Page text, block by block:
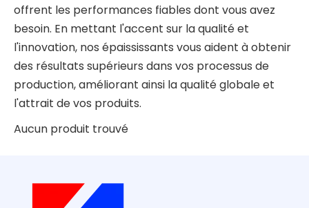
offrent les performances fiables dont vous avez
besoin. En mettant l'accent sur la qualité et
l'innovation, nos épaississants vous aident à obtenir
des résultats supérieurs dans vos processus de
production, améliorant ainsi la qualité globale et
l'attrait de vos produits.
Aucun produit trouvé